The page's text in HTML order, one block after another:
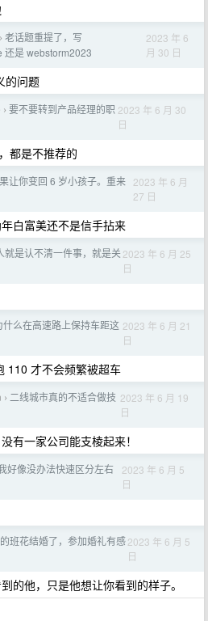
› 老话题重提了，写
还是 webstorm2023
2023 年 6
月 30 日
的问题
› 要不要转到产品经理的职 2023 年 6 月 30
日
都是不推荐的
让你变回 6 岁小孩子。重来 2023 年 6 月
27 日
白富美还不是信手拈来
就是认不清一件事，就是关 2023 年 6 月 25
日
什么在高速路上保持车距这 2023 年 6 月 21
日
110 才不会频繁被超车
› 二线城市真的不适合做技 2023 年 6 月 19
日
有一家公司能支棱起来！
好像没办法快速区分左右
2023 年 6 月 5
日
班花结婚了，参加婚礼有感2023 年 6 月 5
日
的他，只是他想让你看到的样子。